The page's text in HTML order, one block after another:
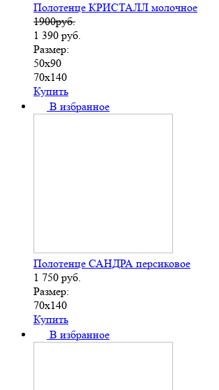
Полотенце КРИСТАЛЛ молочное
1900руб.
1 390 руб.
Размер:
50х90
70х140
Купить
В избранное
Полотенце САНДРА персиковое
1 750 руб.
Размер:
70х140
Купить
В избранное